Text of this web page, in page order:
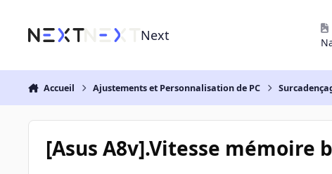
Next
Accueil Ajustements et Personnalisation de PC
[Asus A8v].Vitesse mémoire